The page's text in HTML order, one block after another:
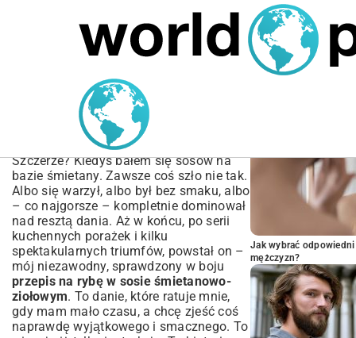
MARIUSZ ŁAMAGA 04.10.2025
Przepis na rybę w sosie
śmietanowo-ziołowym:
Idealny na obiad
Szczerze? Kiedyś bałem się sosów na
bazie śmietany. Zawsze coś szło nie tak.
Albo się warzył, albo był bez smaku, albo
– co najgorsze – kompletnie dominował
nad resztą dania. Aż w końcu, po serii
kuchennych porażek i kilku
spektakularnych triumfów, powstał on –
mój niezawodny, sprawdzony w boju
przepis na rybę w sosie śmietanowo-
ziołowym. To danie, które ratuje mnie,
gdy mam mało czasu, a chcę zjeść coś
naprawdę wyjątkowego i smacznego. To
Jak wybrać
mężczyzn?